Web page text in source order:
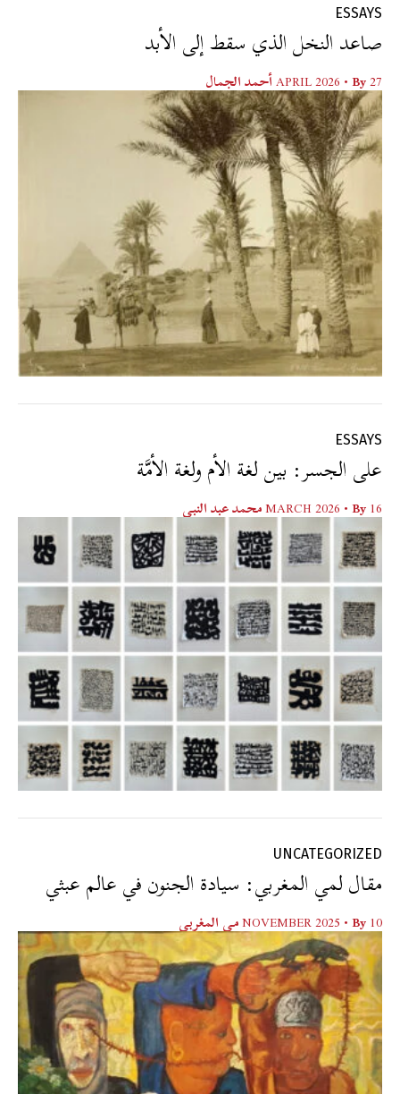
ESSAYS
صاعد النخل الذي سقط إلى الأبد
27 APRIL 2026
• By أحمد الجمال
ESSAYS
على الجسر: بين لغة الأم ولغة الأمَّة
16 MARCH 2026
• By محمد عبد النبي
UNCATEGORIZED
مقال لمي المغربي: سيادة الجنون في عالم عبثي
10 NOVEMBER 2025
• By مي المغربي